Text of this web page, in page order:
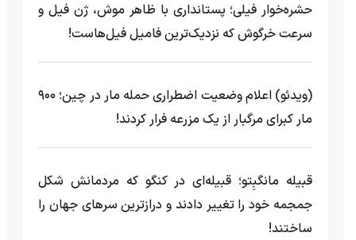
حشره‌خوار فیلی؛ پستانداری با ظاهر موش، ژن فیل و
سرعت خرگوش که نزدیک‌ترین فامیل فیل‌هاست!
(ویدئو) اعلام وضعیت اضطراری حمله مار‌ در چین؛ ۹۰۰
مار کبرای مرگبار از یک مزرعه‌ فرار کردند!
قبیله مانگبِتو؛ قبیله‌ای در کنگو که مردمانش شکل
جمجمه خود را تغییر دادند و درازترین سرهای جهان را
ساختند!